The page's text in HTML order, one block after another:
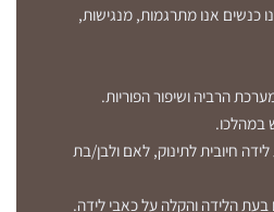
כנשים אנו מתרגמות, מנגישות,
הרביה ושיפור הפוריות.
במהלכו.
חיובית לתינוק, לאם ולבן/בת
הלידה והקלה על כאבי לידה.